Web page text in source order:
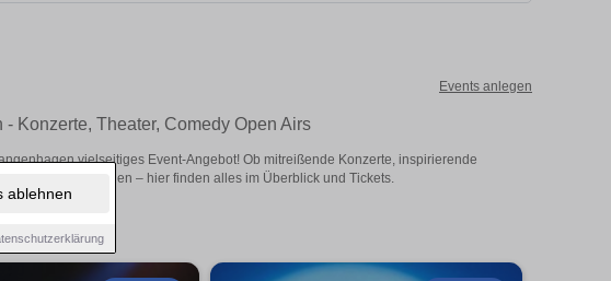
ablehnen
Events anlegen
Konzerte, Theater, Comedy Open Airs
vielseitiges Event-Angebot! Ob mitreißende Konzerte, inspirierende
in Langenhagen – hier finden alles im Überblick und Tickets.